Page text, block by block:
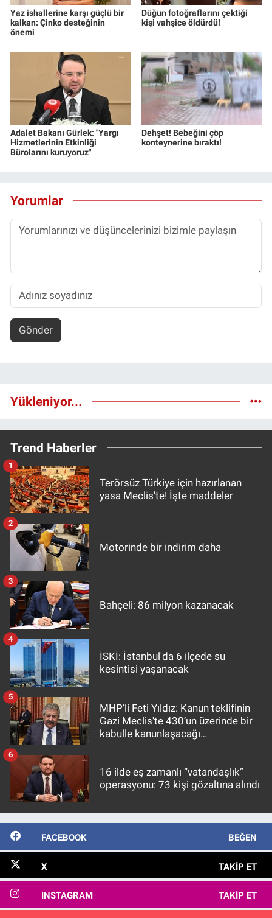
Yaz ishallerine karşı güçlü bir
kalkan: Çinko desteğinin
önemi
Düğün fotoğraflarını çektiği
kişi vahşice öldürdü!
Adalet Bakanı Gürlek: "Yargı
Hizmetlerinin Etkinliği
Bürolarını kuruyoruz"
Dehşet! Bebeğini çöp
konteynerine bıraktı!
Yorumlar
Gönder
Yükleniyor...
Trend Haberler
Terörsüz Türkiye için hazırlanan
yasa Meclis'te! İşte maddeler
1
Motorinde bir indirim daha
2
Bahçeli: 86 milyon kazanacak
3
İSKİ: İstanbul'da 6 ilçede su
kesintisi yaşanacak
4
MHP’li Feti Yıldız: Kanun teklifinin
Gazi Meclis'te 430’un üzerinde bir
kabulle kanunlaşacağı
5
16 ilde eş zamanlı “vatandaşlık”
operasyonu: 73 kişi gözaltına alındı
6
FACEBOOK BEĞEN
X TAKIP ET
INSTAGRAM TAKIP ET
Yerel Yaşam